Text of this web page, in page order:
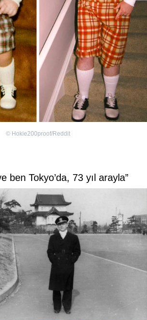
© Hokie200proof/Reddit
ben Tokyo’da, 73 yıl arayla”